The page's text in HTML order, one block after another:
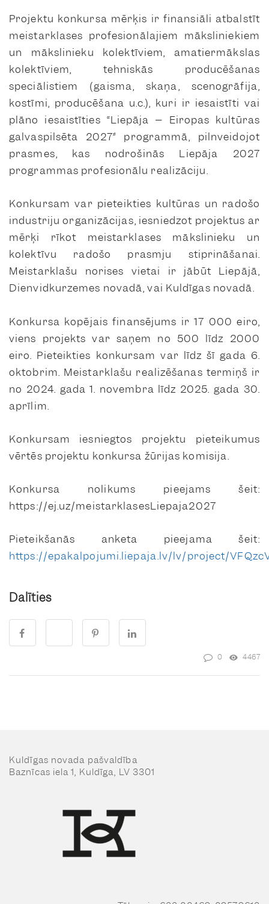
Projektu konkursa mērķis ir finansiāli atbalstīt
meistarklases profesionālajiem māksliniekiem
un mākslinieku kolektīviem, amatiermākslas
kolektīviem, tehniskās producēšanas
speciālistiem (gaisma, skaņa, scenogrāfija,
kostīmi, producēšana u.c.), kuri ir iesaistīti vai
plāno iesaistīties “Liepāja – Eiropas kultūras
galvaspilsēta 2027” programmā, pilnveidojot
prasmes, kas nodrošinās Liepāja 2027
programmas profesionālu realizāciju.
Konkursam var pieteikties kultūras un radošo
industriju organizācijas, iesniedzot projektus ar
mērķi rīkot meistarklases mākslinieku un
kolektīvu radošo prasmju stiprināšanai.
Meistarklašu norises vietai ir jābūt Liepājā,
Dienvidkurzemes novadā, vai Kuldīgas novadā.
Konkursa kopējais finansējums ir 17 000 eiro,
viens projekts var saņem no 500 līdz 2000
eiro. Pieteikties konkursam var līdz šī gada 6.
oktobrim. Meistarklašu realizēšanas termiņš ir
no 2024. gada 1. novembra līdz 2025. gada 30.
aprīlim.
Konkursam iesniegtos projektu pieteikumus
vērtēs projektu konkursa žūrijas komisija.
Konkursa nolikums pieejams šeit:
https://ej.uz/meistarklasesLiepaja2027
Pieteikšanās anketa pieejama šeit:
https://epakalpojumi.liepaja.lv/lv/project/
Dalīties
0 4467
Kuldīgas novada pašvaldība
Baznīcas iela 1, Kuldīga, LV 3301